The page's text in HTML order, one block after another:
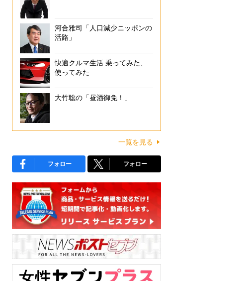
河合雅司「人口減少ニッポンの
活路」
快適クルマ生活 乗ってみた、
使ってみた
大竹聡の「昼酒御免！」
一覧を見る
フォロー フォロー